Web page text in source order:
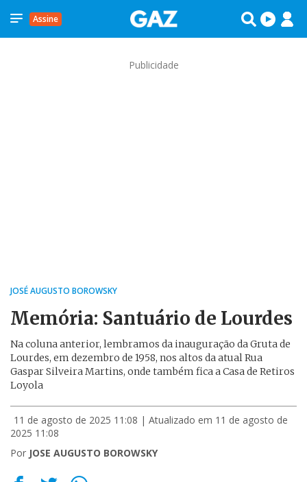
Assine
Publicidade
JOSÉ AUGUSTO BOROWSKY
Memória: Santuário de Lourdes
Na coluna anterior, lembramos da inauguração da Gruta de
Lourdes, em dezembro de 1958, nos altos da atual Rua
Gaspar Silveira Martins, onde também fica a Casa de Retiros
Loyola
11 de agosto de 2025 11:08 | Atualizado em 11 de agosto de
2025 11:08
Por JOSE AUGUSTO BOROWSKY